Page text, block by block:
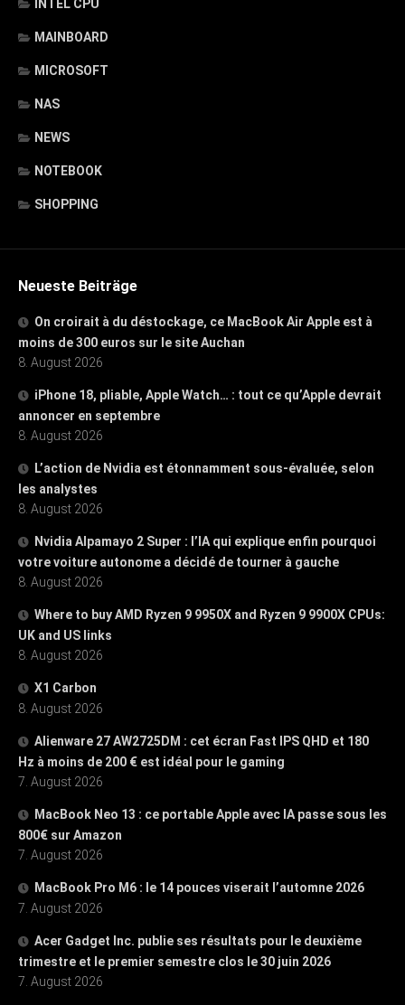
INTEL CPU
MAINBOARD
MICROSOFT
NAS
NEWS
NOTEBOOK
SHOPPING
Neueste Beiträge
On croirait à du déstockage, ce MacBook Air Apple est à
moins de 300 euros sur le site Auchan
8. August 2026
iPhone 18, pliable, Apple Watch… : tout ce qu’Apple devrait
annoncer en septembre
8. August 2026
L’action de Nvidia est étonnamment sous-évaluée, selon
les analystes
8. August 2026
Nvidia Alpamayo 2 Super : l’IA qui explique enfin pourquoi
votre voiture autonome a décidé de tourner à gauche
8. August 2026
Where to buy AMD Ryzen 9 9950X and Ryzen 9 9900X CPUs:
UK and US links
8. August 2026
X1 Carbon
8. August 2026
Alienware 27 AW2725DM : cet écran Fast IPS QHD et 180
Hz à moins de 200 € est idéal pour le gaming
7. August 2026
MacBook Neo 13 : ce portable Apple avec IA passe sous les
800€ sur Amazon
7. August 2026
MacBook Pro M6 : le 14 pouces viserait l’automne 2026
7. August 2026
Acer Gadget Inc. publie ses résultats pour le deuxième
trimestre et le premier semestre clos le 30 juin 2026
7. August 2026